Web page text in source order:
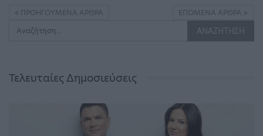
ΠΡΟΗΓΟΎΜΕΝΑ ΆΡΘΡΑ ΕΠΌΜΕΝΑ ΆΡΘΡΑ
Τελευταίες Δημοσιεύσεις